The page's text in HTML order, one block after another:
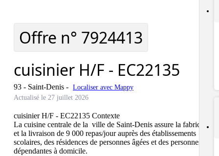
le lieu de travail de l'offre cuisinier H/F - EC22135
Offre n° 7924413
cuisinier H/F - EC22135
93 - Saint-Denis - Localiser avec Mappy
Actualisé le 27 juillet 2026
cuisinier H/F - EC22135 Contexte
La cuisine centrale de la  ville de Saint-Denis assure la fabrication
et la livraison de 9 000 repas/jour auprès des établissements
scolaires, des résidences de personnes âgées et des personnes
dépendantes à domicile.